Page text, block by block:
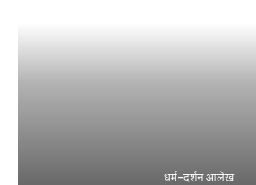
धर्म-दर्शन आलेख